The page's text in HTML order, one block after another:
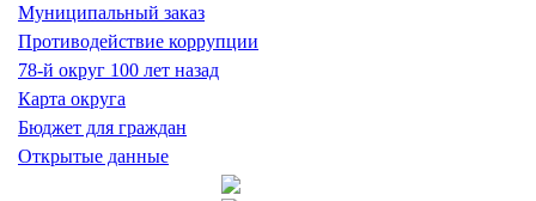
Муниципальный заказ
Противодействие коррупции
78-й округ 100 лет назад
Карта округа
Бюджет для граждан
Открытые данные